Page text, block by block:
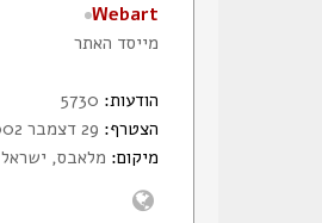
Webart
מייסד האתר
הודעות:
הצטרף:
מיקום: מלאבס, ישראל